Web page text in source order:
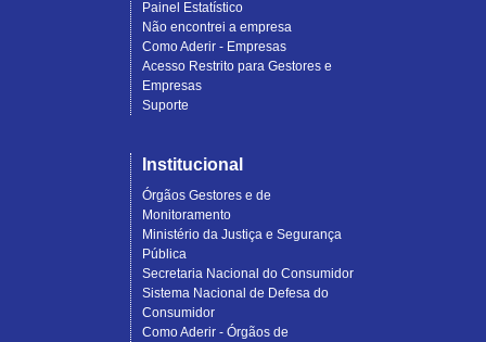
Painel Estatístico
Não encontrei a empresa
Como Aderir - Empresas
Acesso Restrito para Gestores e
Empresas
Suporte
Institucional
Órgãos Gestores e de
Monitoramento
Ministério da Justiça e Segurança
Pública
Secretaria Nacional do Consumidor
Sistema Nacional de Defesa do
Consumidor
Como Aderir - Órgãos de